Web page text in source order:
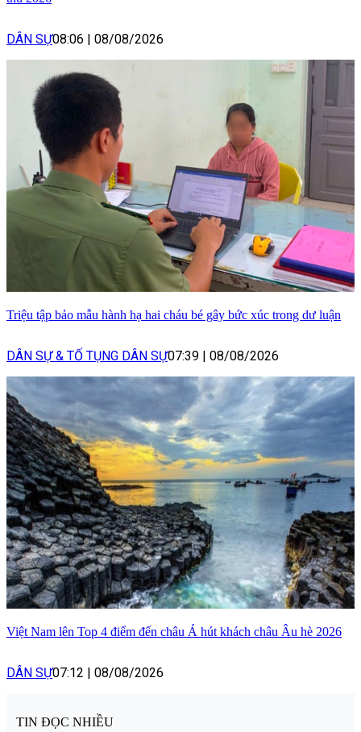
DÂN SỰ08:06 08/08/2026
Triệu tập bảo mẫu hành hạ hai cháu bé gây bức xúc trong dư luận
DÂN SỰ & TỐ TỤNG DÂN SỰ07:39 08/08/2026
Việt Nam lên Top 4 điểm đến châu Á hút khách châu Âu hè 2026
DÂN SỰ07:12 08/08/2026
TIN ĐỌC NHIỀU